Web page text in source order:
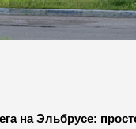
на Эльбрусе: